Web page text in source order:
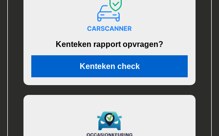
Kenteken rapport opvragen?
Kenteken check